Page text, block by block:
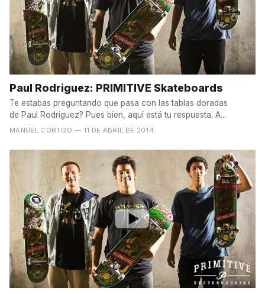
Paul Rodriguez: PRIMITIVE Skateboards
Te estabas preguntando que pasa con las tablas doradas
de Paul Rodriguez? Pues bien, aquí está tu respuesta. A...
MANUEL CORTIZO — 11 DE ABRIL DE 2014